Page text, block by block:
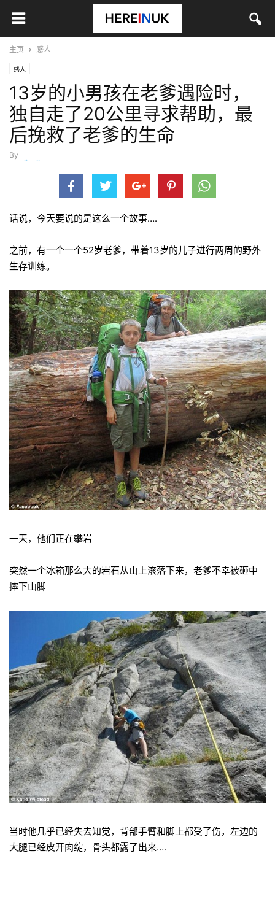
主页 感人
感人
13岁的小男孩在老爹遇险时，
独自走了20公里寻求帮助，最
后挽救了老爹的生命
By
wanjiaojiao
话说，今天要说的是这么一个故事….
之前，有一个一个52岁老爹，带着13岁的儿子进行两周的野外
生存训练。
一天，他们正在攀岩
突然一个冰箱那么大的岩石从山上滚落下来，老爹不幸被砸中
摔下山脚
当时他几乎已经失去知觉，背部手臂和脚上都受了伤，左边的
大腿已经皮开肉绽，骨头都露了出来….